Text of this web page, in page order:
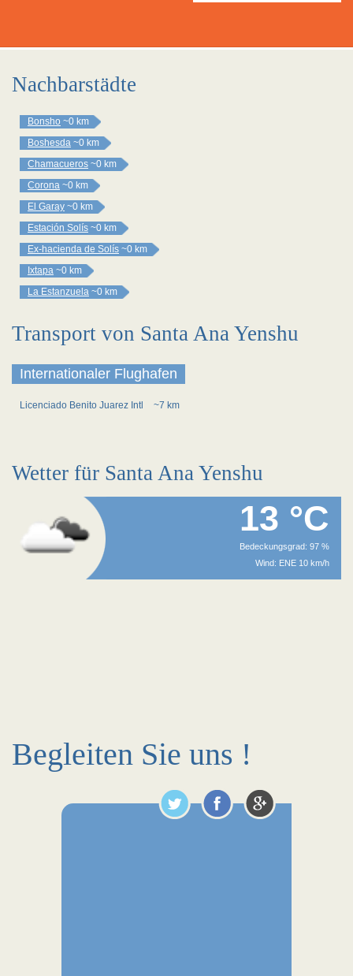
Nachbarstädte
Bonsho ~0 km
Boshesda ~0 km
Chamacueros ~0 km
Corona ~0 km
El Garay ~0 km
Estación Solís ~0 km
Ex-hacienda de Solís ~0 km
Ixtapa ~0 km
La Estanzuela ~0 km
Transport von Santa Ana Yenshu
Internationaler Flughafen
Licenciado Benito Juarez Intl ~7 km
Wetter für Santa Ana Yenshu
13 °C
Bedeckungsgrad: 97 %
Wind: ENE 10 km/h
Begleiten Sie uns !